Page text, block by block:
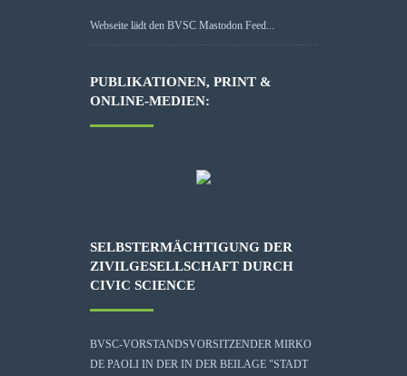
Webseite lädt den BVSC Mastodon Feed...
PUBLIKATIONEN, PRINT &
ONLINE-MEDIEN:
SELBSTERMÄCHTIGUNG DER
ZIVILGESELLSCHAFT DURCH
CIVIC SCIENCE
BVSC-VORSTANDSVORSITZENDER MIRKO
DE PAOLI IN DER IN DER BEILAGE "STADT